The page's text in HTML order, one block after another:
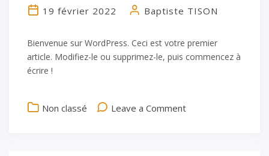
19 février 2022 Baptiste TISON
Bienvenue sur WordPress. Ceci est votre premier
article. Modifiez-le ou supprimez-le, puis commencez à
écrire !
Non classé Leave a Commenton